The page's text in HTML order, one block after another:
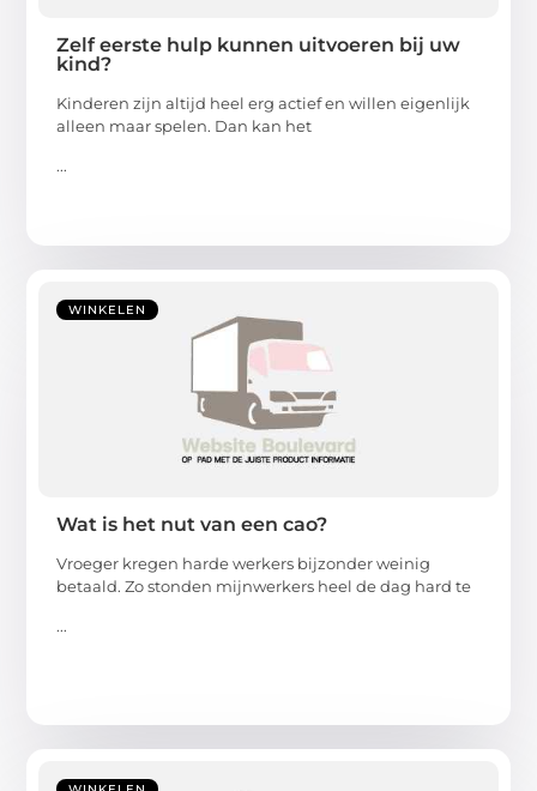
Zelf eerste hulp kunnen uitvoeren bij uw
kind?
Kinderen zijn altijd heel erg actief en willen eigenlijk
alleen maar spelen. Dan kan het
...
WINKELEN
Wat is het nut van een cao?
Vroeger kregen harde werkers bijzonder weinig
betaald. Zo stonden mijnwerkers heel de dag hard te
...